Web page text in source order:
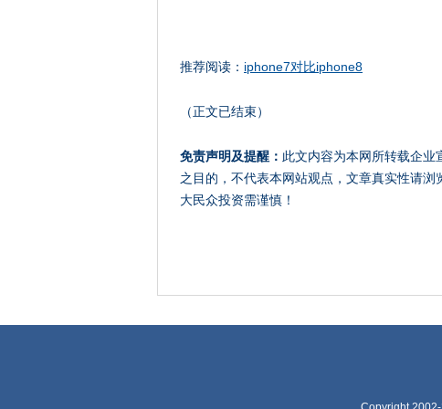
推荐阅读： iphone7对比iphone8
（正文已结束）
免责声明及提醒： 此文内容为本网所转载企业
之目的，不代表本网站观点，文章真实性请
大民众投资需谨慎！